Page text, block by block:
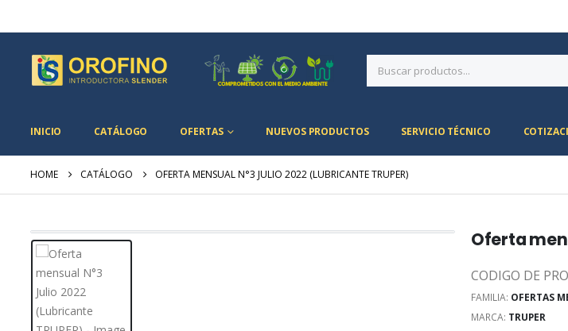
INICIO CATÁLOGO OFERTAS NUEVOS PRODUCTOS SERVICIO TÉCNICO
HOME CATÁLOGO OFERTA MENSUAL N°3 JULIO 2022 (LUBRICANTE TRUPER)
Oferta
CODIGO DE
FAMILIA: OFERTAS
MARCA: TRUPER